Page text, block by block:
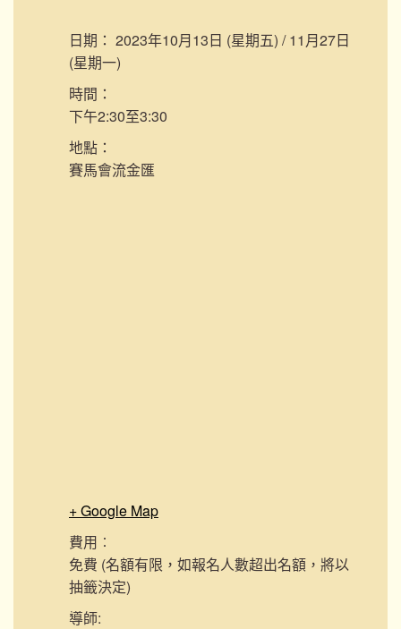
日期： 2023年10月13日 (星期五) / 11月27日
(星期一)
時間：
下午2:30至3:30
地點：
賽馬會流金匯
+ Google Map
費用︰
免費 (名額有限，如報名人數超出名額，將以
抽籤決定)
導師: